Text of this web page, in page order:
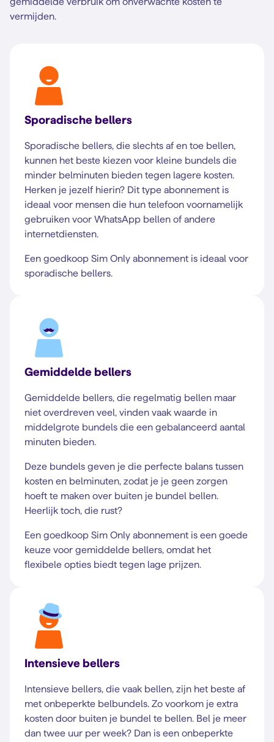
vermijden.
Sporadische bellers
Sporadische bellers, die slechts af en toe bellen,
kunnen het beste kiezen voor kleine bundels die
minder belminuten bieden tegen lagere kosten.
Herken je jezelf hierin? Dit type abonnement is
ideaal voor mensen die hun telefoon voornamelijk
gebruiken voor WhatsApp bellen of andere
internetdiensten.
Een goedkoop Sim Only abonnement is ideaal voor
sporadische bellers.
Gemiddelde bellers
Gemiddelde bellers, die regelmatig bellen maar
niet overdreven veel, vinden vaak waarde in
middelgrote bundels die een gebalanceerd aantal
minuten bieden.
Deze bundels geven je die perfecte balans tussen
kosten en belminuten, zodat je je geen zorgen
hoeft te maken over buiten je bundel bellen.
Heerlijk toch, die rust?
Een goedkoop Sim Only abonnement is een goede
keuze voor gemiddelde bellers, omdat het
flexibele opties biedt tegen lage prijzen.
Intensieve bellers
Intensieve bellers, die vaak bellen, zijn het beste af
met onbeperkte belbundels. Zo voorkom je extra
kosten door buiten je bundel te bellen. Bel je meer
dan twee uur per week? Dan is een onbeperkte